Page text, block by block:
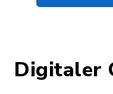
Digitaler